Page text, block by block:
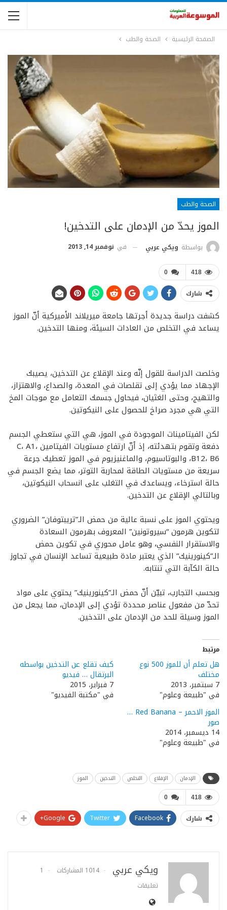
الصفحة الرئيسية الصحة والطب
الصحة والطب
الموز يحدّ من الإدمان على التدخين!
بواسطة ويكي عربي في نوفمبر 14, 2013
0 418
شارك
كشفت دراسة جديدة أجرتها جامعة ميريلاند الأميركية أنّ الموز
يساعد في التخلص من العادات السيئة، ومنها التدخين.
وخلصت الدراسة للقول إنّه وعند الإقلاع عن التدخين، يصيبك
الإجهاد مما يؤدي إلى تقلصات في المعدة، والصداع، والاهتزاز،
والتهيج، وحتى الغثيان، فيحاول جسمك التعامل مع موجات المخ
التي هي مجرد صراخ للحصول على النيكوتين.
لكن الفيتامينات الموجودة في الموز، هي التي ستعطي الجسم
دفعة وتقوم بتهدئته، إذ أنّ ارتفاع مستويات الفيتامين C، A1،
B12، B6، والبوتاسيوم، والماغنيزيوم في الموز تعطيك جرعة
سريعة من مستويات الطاقة لمحاربة التوتر، مما يضع الجسم في
حالة استرخاء، ويساعدك في التغلب على انسحاب النيكوتين،
وبالتالي الإقلاع عن التدخين.
ويحتوي الموز على نسبة عالية من حمض الـ”تريبتوفان” الضروري
لتكوين هرمون “سيروتونين” المعروف بهرمون السعادة
والاستقرار النفسي، وهو عامل محوري في تكوين حمض
الـ”كينورينيك” الذي يعتبر مادة طبيعية تساعد الإنسان في تجاوز
حالة الكآبة التي تنتابه.
وبحسب التجارب، تبيّن أنّ حمض الـ”كينورينيك” يحتوي على مواد
تحدّ من مفعول عناصر محددة تؤدي إلى الإدمان، مما يجعل من
الموز وسيلة للحد من الإدمان على التدخين.
مرتبط
هل تعلم أن للموز 500 نوع
مختلف
7 سبتمبر، 2013
في "طبيعة وعلوم"
كيف تقلع عن التدخين بواسطه
البرتقال … فيديو
7 فبراير، 2015
في "مكتبة الفيديو"
الموز الاحمر – Red Banana …
صور
14 ديسمبر، 2014
في "طبيعة وعلوم"
الإدمان الإقلاع التخلص التدخين الموز
0 418
شارك Facebook
Twitter
Google+
ويكي عربي 1014 المشاركات
1
تعليقات